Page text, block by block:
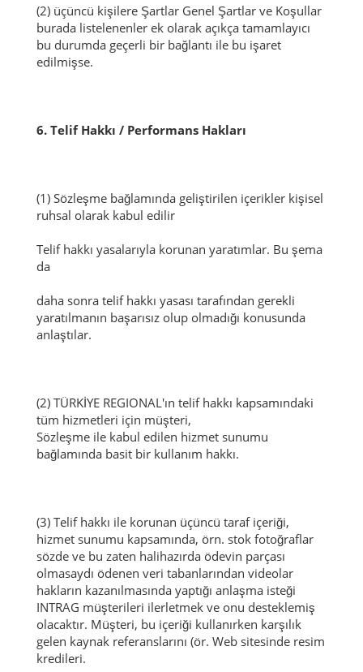
(2) üçüncü kişilere Şartlar Genel Şartlar ve Koşullar
burada listelenenler ek olarak açıkça tamamlayıcı
bu durumda geçerli bir bağlantı ile bu işaret
edilmişse.
6. Telif Hakkı / Performans Hakları
(1) Sözleşme bağlamında geliştirilen içerikler kişisel
ruhsal olarak kabul edilir
Telif hakkı yasalarıyla korunan yaratımlar. Bu şema
da
daha sonra telif hakkı yasası tarafından gerekli
yaratılmanın başarısız olup olmadığı konusunda
anlaştılar.
(2) TÜRKİYE REGIONAL'ın telif hakkı kapsamındaki
tüm hizmetleri için müşteri,
Sözleşme ile kabul edilen hizmet sunumu
bağlamında basit bir kullanım hakkı.
(3) Telif hakkı ile korunan üçüncü taraf içeriği,
hizmet sunumu kapsamında, örn. stok fotoğraflar
sözde ve bu zaten halihazırda ödevin parçası
olmasaydı ödenen veri tabanlarından videolar
hakların kazanılmasında yaptığı anlaşma isteği
INTRAG müşterileri ilerletmek ve onu desteklemiş
olacaktır. Müşteri, bu içeriği kullanırken karşılık
gelen kaynak referanslarını (ör. Web sitesinde resim
kredileri.